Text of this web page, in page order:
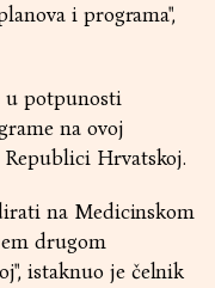
i programa",
u potpunosti
na ovoj
Hrvatskoj.
na Medicinskom
drugom
istaknuo je čelnik